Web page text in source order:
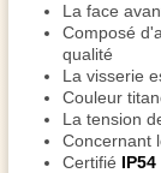
La face
Composé
qualité
La visserie
Couleur
La tension
Concernant
Certifié IP54